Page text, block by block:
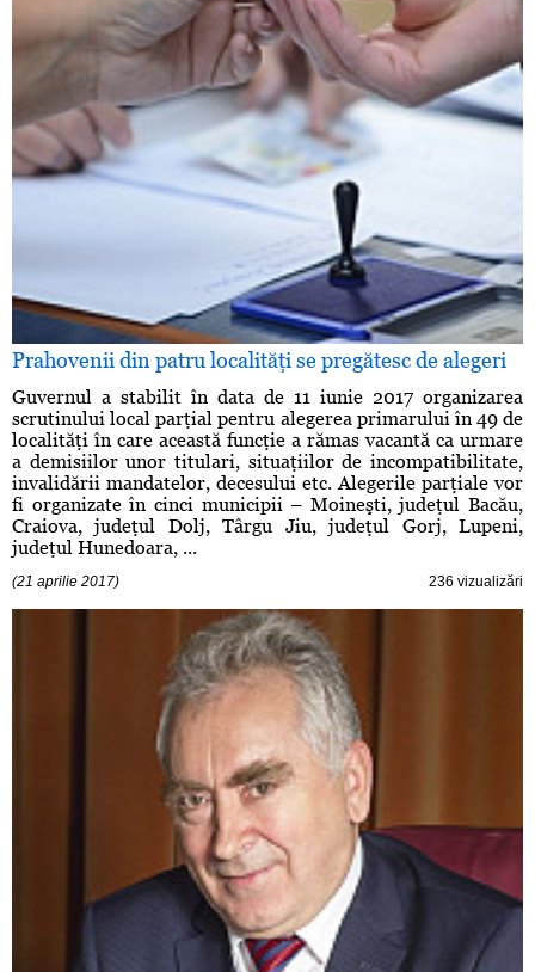
Prahovenii din patru localităţi se pregătesc de alegeri
Guvernul a stabilit în data de 11 iunie 2017 organizarea
scrutinului local parţial pentru alegerea primarului în 49 de
localităţi în care această funcţie a rămas vacantă ca urmare
a demisiilor unor titulari, situaţiilor de incompatibilitate,
invalidării mandatelor, decesului etc. Alegerile parţiale vor
fi organizate în cinci municipii – Moineşti, judeţul Bacău,
Craiova, judeţul Dolj, Târgu Jiu, judeţul Gorj, Lupeni,
judeţul Hunedoara, ...
(21 aprilie 2017) 236 vizualizări